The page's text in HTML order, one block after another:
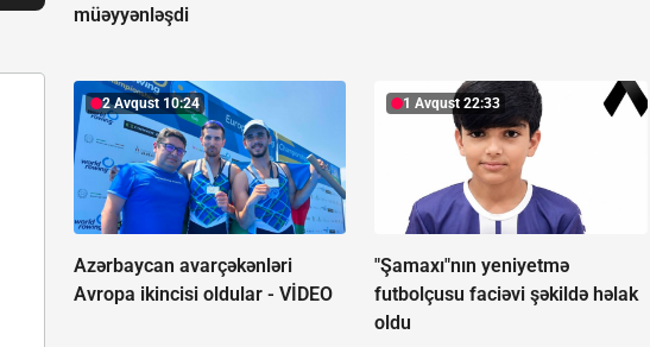
müəyyənləşdi
2 Avqust 10:24
Azərbaycan avarçəkənləri
Avropa ikincisi oldular - VİDEO
1 Avqust 22:33
"Şamaxı"nın yeniyetmə
futbolçusu faciəvi şəkildə həlak
oldu